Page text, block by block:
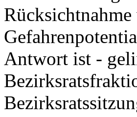
Antwort ist -